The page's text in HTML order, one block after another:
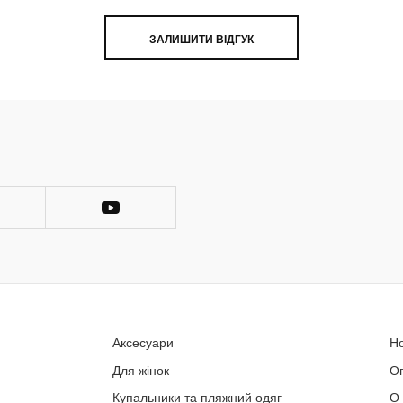
ЗАЛИШИТИ ВІДГУК
Аксесуари
Для жінок
Купальники та пляжний одяг
О